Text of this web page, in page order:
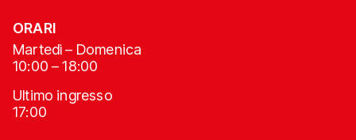
ORARI
Martedì – Domenica
10:00 – 18:00
Ultimo ingresso
17:00